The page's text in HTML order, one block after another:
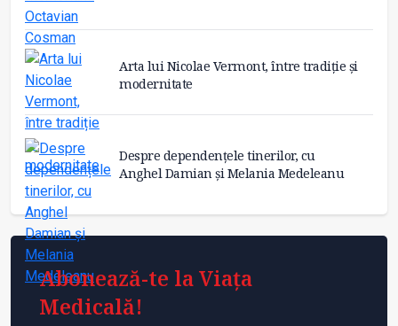
Arta lui Nicolae Vermont, între tradiție și
modernitate
Despre dependențele tinerilor, cu
Anghel Damian și Melania Medeleanu
Abonează-te la Viața
Medicală!